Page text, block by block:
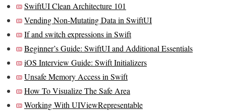
SwiftUI Clean Architecture 101
Vending Non-Mutating Data in SwiftUI
If and switch expressions in Swift
Beginner’s Guide: SwiftUI and Additional Essentials
iOS Interview Guide: Swift Initializers
Unsafe Memory Access in Swift
How To Visualize The Safe Area
Working With UIViewRepresentable